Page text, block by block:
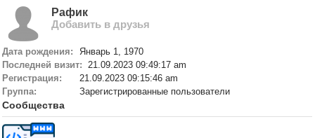
Рафик
Добавить в друзья
Дата рождения:
Январь 1, 1970
Последней визит: 21.09.2023 09:49:17 am
Регистрация:
21.09.2023 09:15:46 am
Группа:
Зарегистрированные пользователи
Сообщества